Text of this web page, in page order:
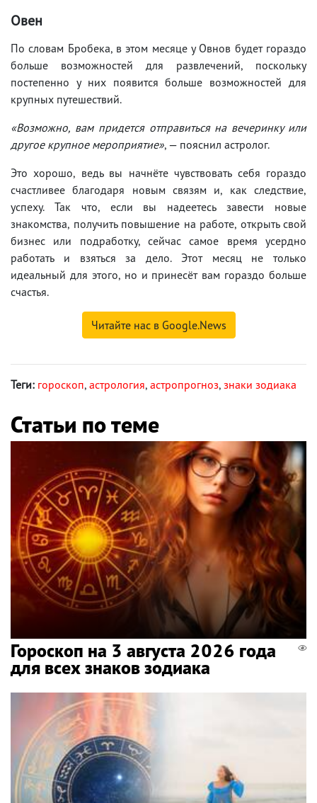
Овен
По словам Бробека, в этом месяце у Овнов будет гораздо
больше возможностей для развлечений, поскольку
постепенно у них появится больше возможностей для
крупных путешествий.
«Возможно, вам придется отправиться на вечеринку или
другое крупное мероприятие», — пояснил астролог.
Это хорошо, ведь вы начнёте чувствовать себя гораздо
счастливее благодаря новым связям и, как следствие,
успеху. Так что, если вы надеетесь завести новые
знакомства, получить повышение на работе, открыть свой
бизнес или подработку, сейчас самое время усердно
работать и взяться за дело. Этот месяц не только
идеальный для этого, но и принесёт вам гораздо больше
счастья.
Читайте нас в Google.News
Теги: гороскоп, астрология, астропрогноз, знаки зодиака
Статьи по теме
Гороскоп на 3 августа 2026 года
для всех знаков зодиака